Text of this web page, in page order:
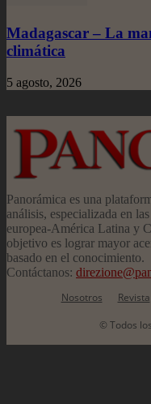
Madagascar – La
climática
5 agosto, 2026
Panorámica es una
análisis, especializada en
europea-América Latina y
objetivo es lograr mayor
basado en el conocimiento.
Contáctanos:
Nosotros
Revista
© Todos